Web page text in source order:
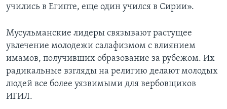
учились в Египте, еще один учился в Сирии».
Мусульманские лидеры связывают растущее
увлечение молодежи салафизмом с влиянием
имамов, получивших образование за рубежом. Их
радикальные взгляды на религию делают молодых
людей все более уязвимыми для вербовщиков
ИГИЛ.